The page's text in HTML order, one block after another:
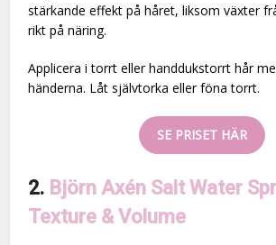
stärkande effekt på håret, liksom växter
rikt på näring.
Applicera i torrt eller handdukstorrt hår
händerna. Låt självtorka eller föna torrt.
SE PRISET HÄR
2. Björn Axén Salt Water
Texture & Volume